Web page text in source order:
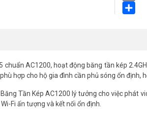
Email
chuẩn AC1200, hoạt động băng tần kép
hợp cho hộ gia đình cần phủ sóng ổn định,
Băng Tần Kép AC1200 lý tưởng cho việc phát
Fi ấn tượng và kết nối ổn định.